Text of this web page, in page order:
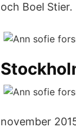
och Boel Stier.
november